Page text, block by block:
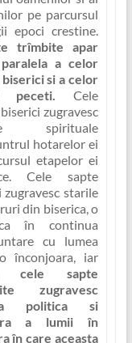
pe parcursul
epoci crestine.
trîmbite apar
a celor
bisericisi a celor
peceti. Cele
zugravesc
spirituale
hotarelor ei
etapelor ei
Cele sapte
zugravesc starile
din biserica, o
în continua
cu lumea
înconjoara, iar
cele sapte
zugravesc
politica si
a lumii în
în care aceasta